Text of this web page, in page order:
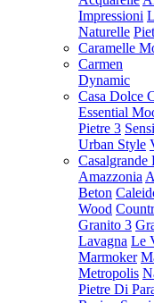
Impressioni
Naturelle
Caramelle
Carmen
Dynamic
Casa Dolce
Essential
Pietre 3 Sensi
Urban Style
Casalgrande
Amazzonia
Beton
Wood
Granito 3
Lavagna Le
Marmoker
Metropolis
Pietre Di